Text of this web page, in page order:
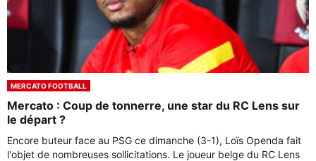
MERCATO FOOTBALL
Mercato : Coup de tonnerre, une star du RC Lens sur
le départ ?
Encore buteur face au PSG ce dimanche (3-1), Loïs Openda fait
l'objet de nombreuses sollicitations. Le joueur belge du RC Lens